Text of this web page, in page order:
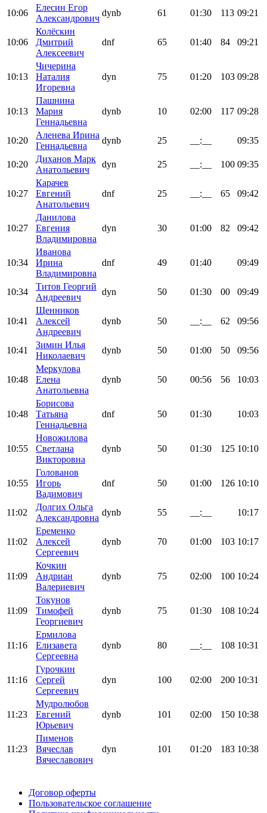
10:06
Елесин Егор
Александрович
dynb 61 01:30 113 09:21
10:06
Колёскин
Дмитрий
Алексеевич
dnf 65 01:40 84 09:21
10:13
Чичерина
Наталия
Игоревна
dyn 75 01:20 103 09:28
10:13
Пашнина
Мария
Геннадьевна
dynb 10 02:00 117 09:28
10:20
Аленева Ирина
Геннадьевна
dynb 25 __:__ 09:35
10:20
Диханов Марк
Анатольевич
dyn 25 __:__ 100 09:35
10:27
Карачев
Евгений
Анатольевич
dnf 25 __:__ 65 09:42
10:27
Данилова
Евгения
Владимировна
dyn 30 01:00 82 09:42
10:34
Иванова
Ирина
Владимировна
dnf 49 01:40 09:49
10:34
Титов Георгий
Андреевич
dyn 50 01:30 00 09:49
10:41
Щенников
Алексей
Андреевич
dynb 50 __:__ 62 09:56
10:41
Зимин Илья
Николаевич
dynb 50 01:00 50 09:56
10:48
Меркулова
Елена
Анатольевна
dynb 50 00:56 56 10:03
10:48
Борисова
Татьяна
Геннадьевна
dnf 50 01:30 10:03
10:55
Новожилова
Светлана
Викторовна
dynb 50 01:30 125 10:10
10:55
Голованов
Игорь
Вадимович
dnf 50 01:00 126 10:10
11:02
Долгих Ольга
Александровна
dynb 55 __:__ 10:17
11:02
Еременко
Алексей
Сергеевич
dynb 70 01:00 103 10:17
11:09
Кочкин
Андриан
Валериевич
dynb 75 02:00 100 10:24
11:09
Токунов
Тимофей
Георгиевич
dynb 75 01:30 108 10:24
11:16
Ермилова
Елизавета
Сергеевна
dynb 80 __:__ 108 10:31
11:16
Гурочкин
Сергей
Сергеевич
dyn 100 02:00 200 10:31
11:23
Мудролюбов
Евгений
Юрьевич
dynb 101 02:00 150 10:38
11:23
Пименов
Вячеслав
Вячеславович
dyn 101 01:20 183 10:38
Договор оферты
Пользовательское соглашение